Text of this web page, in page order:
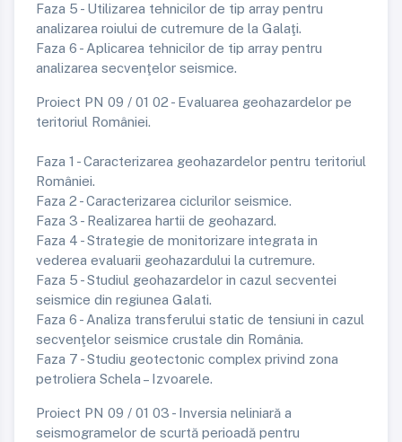
Faza 5 - Utilizarea tehnicilor de tip array pentru
analizarea roiului de cutremure de la Galaţi.
Faza 6 - Aplicarea tehnicilor de tip array pentru
analizarea secvenţelor seismice.
Proiect PN 09 / 01 02 - Evaluarea geohazardelor pe
teritoriul României.
Faza 1 - Caracterizarea geohazardelor pentru teritoriul
României.
Faza 2 - Caracterizarea ciclurilor seismice.
Faza 3 - Realizarea hartii de geohazard.
Faza 4 - Strategie de monitorizare integrata in
vederea evaluarii geohazardului la cutremure.
Faza 5 - Studiul geohazardelor in cazul secventei
seismice din regiunea Galati.
Faza 6 - Analiza transferului static de tensiuni in cazul
secvenţelor seismice crustale din România.
Faza 7 - Studiu geotectonic complex privind zona
petroliera Schela – Izvoarele.
Proiect PN 09 / 01 03 - Inversia neliniară a
seismogramelor de scurtă perioadă pentru